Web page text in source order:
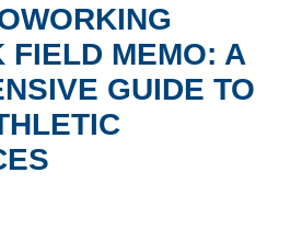
FIELD MEMO: A
GUIDE TO